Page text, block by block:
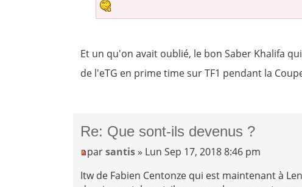
Et un qu'on avait oublié, le bon Saber Khalifa
de l'eTG en prime time sur TF1 pendant la
Re: Que sont-ils devenus ?
parsantis » Lun Sep 17, 2018 8:46 pm
Itw de Fabien Centonze qui est maintenant à